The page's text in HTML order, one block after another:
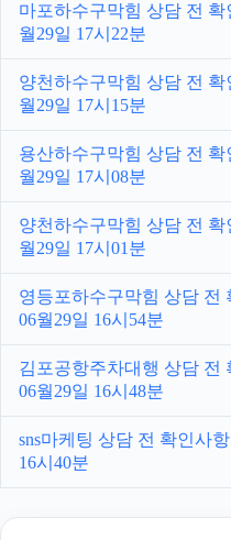
마포하수구막힘 상담 전 확
월29일 17시22분
양천하수구막힘 상담 전 확
월29일 17시15분
용산하수구막힘 상담 전 확
월29일 17시08분
양천하수구막힘 상담 전 확
월29일 17시01분
영등포하수구막힘 상담 전
06월29일 16시54분
김포공항주차대행 상담 전
06월29일 16시48분
sns마케팅 상담 전 확인사
16시40분